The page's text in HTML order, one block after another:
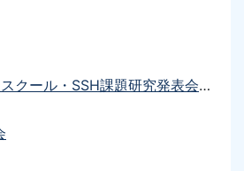
令和8年度オープンスクール・SSH課題研究発表会について（要項・送迎）